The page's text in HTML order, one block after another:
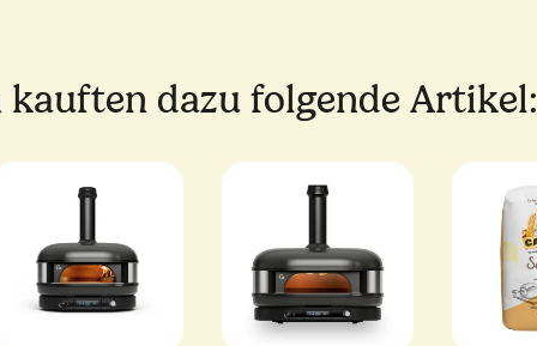
kauften dazu folgende Artikel: